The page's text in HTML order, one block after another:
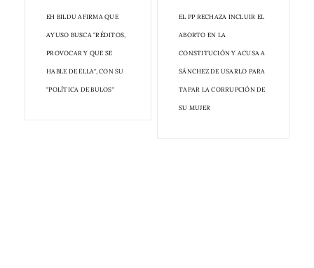
EH BILDU AFIRMA QUE
AYUSO BUSCA "RÉDITOS,
PROVOCAR Y QUE SE
HABLE DE ELLA", CON SU
"POLÍTICA DE BULOS"
EL PP RECHAZA INCLUIR EL
ABORTO EN LA
CONSTITUCIÓN Y ACUSA A
SÁNCHEZ DE USARLO PARA
TAPAR LA CORRUPCIÓN DE
SU MUJER